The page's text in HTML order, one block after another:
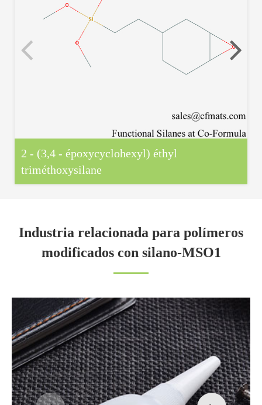
2 - (3,4 - époxycyclohexyl) éthyl
triméthoxysilane
Industria relacionada para polímeros
modificados con silano-MSO1